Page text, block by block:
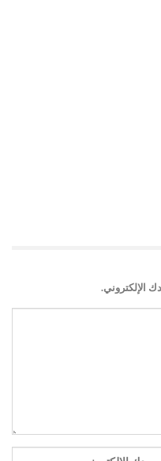
الإلكتروني.